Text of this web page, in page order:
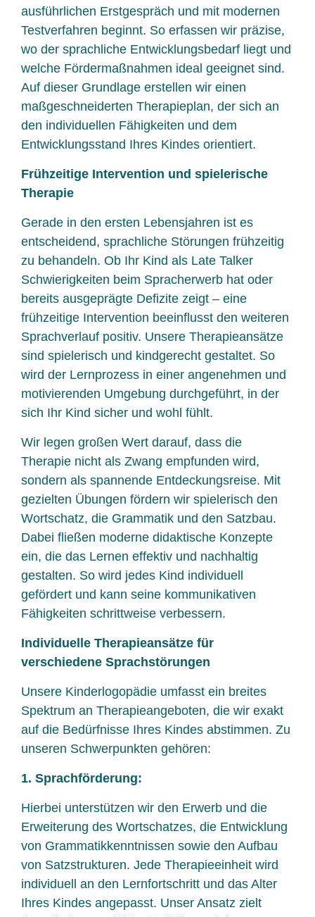
ausführlichen Erstgespräch und mit modernen
Testverfahren beginnt. So erfassen wir präzise,
wo der sprachliche Entwicklungsbedarf liegt und
welche Fördermaßnahmen ideal geeignet sind.
Auf dieser Grundlage erstellen wir einen
maßgeschneiderten Therapieplan, der sich an
den individuellen Fähigkeiten und dem
Entwicklungsstand Ihres Kindes orientiert.
Frühzeitige Intervention und spielerische
Therapie
Gerade in den ersten Lebensjahren ist es
entscheidend, sprachliche Störungen frühzeitig
zu behandeln. Ob Ihr Kind als Late Talker
Schwierigkeiten beim Spracherwerb hat oder
bereits ausgeprägte Defizite zeigt – eine
frühzeitige Intervention beeinflusst den weiteren
Sprachverlauf positiv. Unsere Therapieansätze
sind spielerisch und kindgerecht gestaltet. So
wird der Lernprozess in einer angenehmen und
motivierenden Umgebung durchgeführt, in der
sich Ihr Kind sicher und wohl fühlt.
Wir legen großen Wert darauf, dass die
Therapie nicht als Zwang empfunden wird,
sondern als spannende Entdeckungsreise. Mit
gezielten Übungen fördern wir spielerisch den
Wortschatz, die Grammatik und den Satzbau.
Dabei fließen moderne didaktische Konzepte
ein, die das Lernen effektiv und nachhaltig
gestalten. So wird jedes Kind individuell
gefördert und kann seine kommunikativen
Fähigkeiten schrittweise verbessern.
Individuelle Therapieansätze für
verschiedene Sprachstörungen
Unsere Kinderlogopädie umfasst ein breites
Spektrum an Therapieangeboten, die wir exakt
auf die Bedürfnisse Ihres Kindes abstimmen. Zu
unseren Schwerpunkten gehören:
1. Sprachförderung:
Hierbei unterstützen wir den Erwerb und die
Erweiterung des Wortschatzes, die Entwicklung
von Grammatikkenntnissen sowie den Aufbau
von Satzstrukturen. Jede Therapieeinheit wird
individuell an den Lernfortschritt und das Alter
Ihres Kindes angepasst. Unser Ansatz zielt